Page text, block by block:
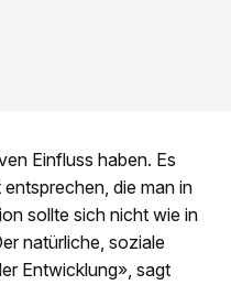
Einfluss haben. Es
die man in
sollte sich nicht wie in
natürliche, soziale
Entwicklung», sagt